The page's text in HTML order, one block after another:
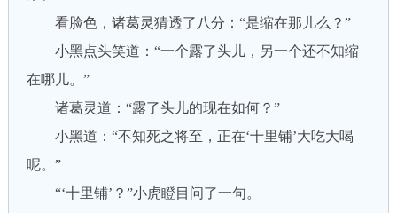
看脸色，诸葛灵猜透了八分：“是缩在那儿么？”
小黑点头笑道：“一个露了头儿，另一个还不知缩
在哪儿。”
诸葛灵道：“露了头儿的现在如何？”
小黑道：“不知死之将至，正在‘十里铺’大吃大喝
呢。”
“‘十里铺’？”小虎瞪目问了一句。